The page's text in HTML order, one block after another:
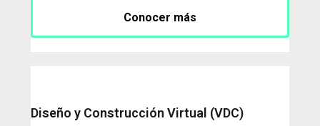
Conocer más
Diseño y Construcción Virtual (VDC)